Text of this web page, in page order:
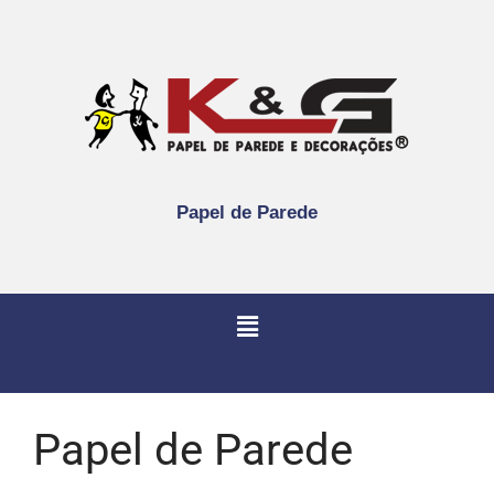
Papel de Parede
Papel de Parede